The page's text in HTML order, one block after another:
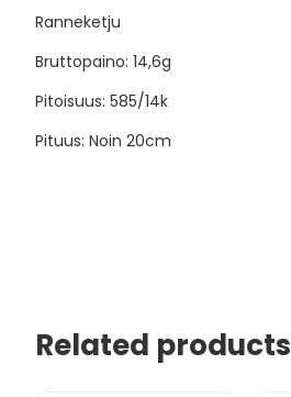
Ranneketju
Bruttopaino: 14,6g
Pitoisuus: 585/14k
Pituus: Noin 20cm
Related products